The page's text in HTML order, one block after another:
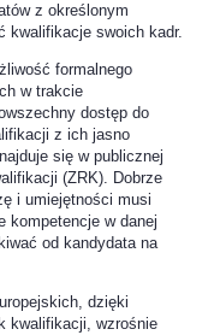
z określonym
kwalifikacje swoich kadr.
formalnego
w trakcie
dostęp do
z ich jasno
się w publicznej
(ZRK). Dobrze
i umiejętności musi
kompetencje w danej
od kandydata na
dzięki
kwalifikacji, wzrośnie